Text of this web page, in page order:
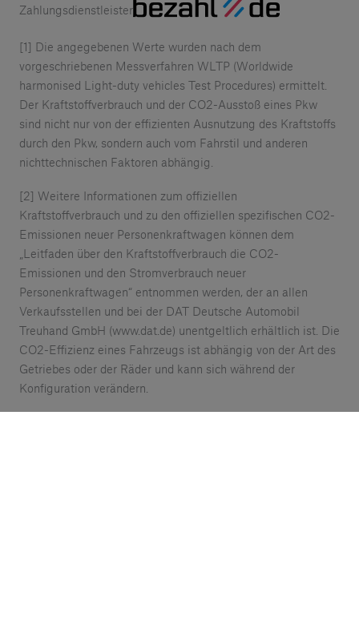
Zahlungsdienstleister
[1] Die angegebenen Werte wurden nach dem
vorgeschriebenen Messverfahren WLTP (Worldwide
harmonised Light-duty vehicles Test Procedures) ermittelt.
Der Kraftstoffverbrauch und der CO2-Ausstoß eines Pkw
sind nicht nur von der effizienten Ausnutzung des Kraftstoffs
durch den Pkw, sondern auch vom Fahrstil und anderen
nichttechnischen Faktoren abhängig.
[2] Weitere Informationen zum offiziellen
Kraftstoffverbrauch und zu den offiziellen spezifischen CO2-
Emissionen neuer Personenkraftwagen können dem
„Leitfaden über den Kraftstoffverbrauch die CO2-
Emissionen und den Stromverbrauch neuer
Personenkraftwagen“ entnommen werden, der an allen
Verkaufsstellen und bei der DAT Deutsche Automobil
Treuhand GmbH (www.dat.de) unentgeltlich erhältlich ist. Die
CO2-Effizienz eines Fahrzeugs ist abhängig von der Art des
Getriebes oder der Räder und kann sich während der
Konfiguration verändern.